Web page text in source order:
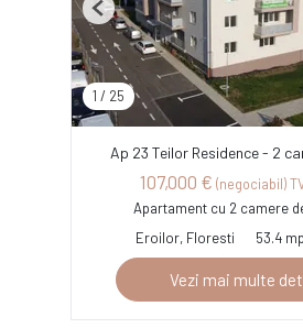
1 / 25
Previous
Ap 23 Teilor Residence - 2
107,000 € (negociabil)
Apartament cu 2 camere
Eroilor, Floresti
53.4 mp
Vezi mai multe